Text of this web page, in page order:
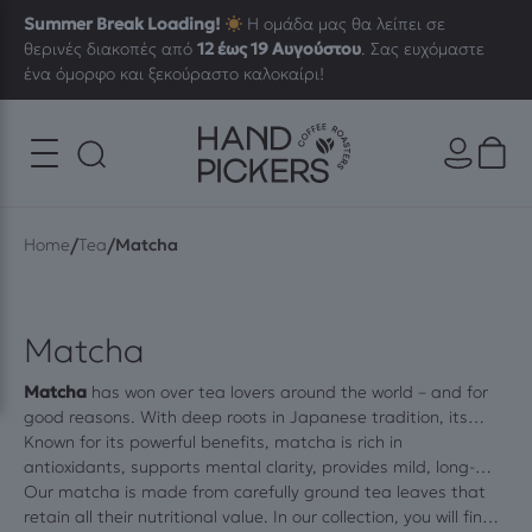
Summer Break Loading!
Η ομάδα μας θα λείπει σε
θερινές διακοπές από12 έως 19 Αυγούστου. Σας ευχόμαστε
ένα όμορφο και ξεκούραστο καλοκαίρι!
Home/Tea/Matcha
Matcha
Matcha has won over tea lovers around the world – and for
good reasons. With deep roots in Japanese tradition, its
vibrant color, rich flavor and unique energy create an
experience like no othertea. It’s a beverage that combines
balance, focus and wellness with everyday enjoyment.
Known for its powerful benefits, matcha is rich in
antioxidants, supports mental clarity, provides mild, long-
lasting energy and helps the body detoxify naturally. Whether
enjoyed hot, iced, or as a latte, matcha easily becomes a
Our matcha is made from carefully ground tea leaves that
retain all their nutritional value. In our collection, you will find